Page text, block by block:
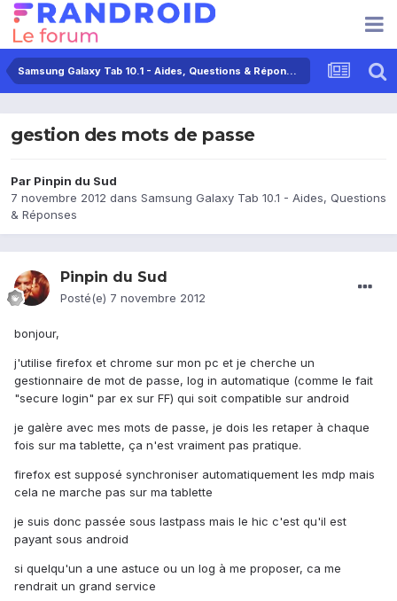
Samsung Galaxy Tab 10.1 - Aides, Questions & Réponses
gestion des mots de passe
Par Pinpin du Sud
7 novembre 2012 dans Samsung Galaxy Tab 10.1 - Aides, Questions
& Réponses
Pinpin du Sud
Posté(e) 7 novembre 2012
bonjour,
j'utilise firefox et chrome sur mon pc et je cherche un
gestionnaire de mot de passe, log in automatique (comme le fait
"secure login" par ex sur FF) qui soit compatible sur android
je galère avec mes mots de passe, je dois les retaper à chaque
fois sur ma tablette, ça n'est vraiment pas pratique.
firefox est supposé synchroniser automatiquement les mdp mais
cela ne marche pas sur ma tablette
je suis donc passée sous lastpass mais le hic c'est qu'il est
payant sous android
si quelqu'un a une astuce ou un log à me proposer, ca me
rendrait un grand service